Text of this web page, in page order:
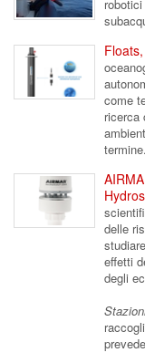
come
ricerca
termine.
delle
effetti
degli